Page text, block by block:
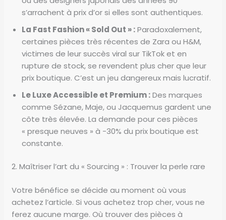
s’arrachent à prix d’or si elles sont authentiques.
La Fast Fashion « Sold Out » :Paradoxalement,
certaines pièces très récentes de Zara ou H&M,
victimes de leur succès viral sur TikTok et en
rupture de stock, se revendent plus cher que leur
prix boutique. C’est un jeu dangereux mais lucratif.
Le Luxe Accessible et Premium :Des marques
comme Sézane, Maje, ou Jacquemus gardent une
côte très élevée. La demande pour ces pièces
« presque neuves » à -30% du prix boutique est
constante.
2. Maîtriser l’art du « Sourcing » : Trouver la perle rare
Votre bénéfice se décide au moment où vous
achetez l’article. Si vous achetez trop cher, vous ne
ferez aucune marge. Où trouver des pièces à